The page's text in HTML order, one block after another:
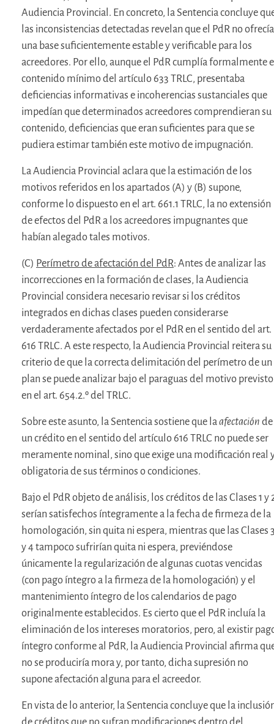
Audiencia Provincial. En concreto, la Sentencia concluye
las inconsistencias detectadas revelan que el PdR no ofrecía
una base suficientemente estable y verificable para los
acreedores. Por ello, aunque el PdR cumplía formalmente
contenido mínimo del artículo 633 TRLC, presentaba
deficiencias informativas e incoherencias sustanciales que
impedían que determinados acreedores comprendieran su
contenido, deficiencias que eran suficientes para que se
pudiera estimar también este motivo de impugnación.
La Audiencia Provincial aclara que la estimación de los
motivos referidos en los apartados (A) y (B) supone,
conforme lo dispuesto en el art. 661.1 TRLC, la no extensión
de efectos del PdR a los acreedores impugnantes que
habían alegado tales motivos.
(C) Perímetro de afectación del PdR: Antes de analizar las
incorrecciones en la formación de clases, la Audiencia
Provincial considera necesario revisar si los créditos
integrados en dichas clases pueden considerarse
verdaderamente afectados por el PdR en el sentido del art.
616 TRLC. A este respecto, la Audiencia Provincial reitera su
criterio de que la correcta delimitación del perímetro de un
plan se puede analizar bajo el paraguas del motivo previsto
en el art. 654.2.º del TRLC.
Sobre este asunto, la Sentencia sostiene que laafectación de
un crédito en el sentido del artículo 616 TRLC no puede ser
meramente nominal, sino que exige una modificación real
obligatoria de sus términos o condiciones.
Bajo el PdR objeto de análisis, los créditos de las Clases 1 y
serían satisfechos íntegramente a la fecha de firmeza de la
homologación, sin quita ni espera, mientras que las Clases
y 4 tampoco sufrirían quita ni espera, previéndose
únicamente la regularización de algunas cuotas vencidas
(con pago íntegro a la firmeza de la homologación) y el
mantenimiento íntegro de los calendarios de pago
originalmente establecidos. Es cierto que el PdR incluía la
eliminación de los intereses moratorios, pero, al existir
íntegro conforme al PdR, la Audiencia Provincial afirma
no se produciría mora y, por tanto, dicha supresión no
supone afectación alguna para el acreedor.
En vista de lo anterior, la Sentencia concluye que la